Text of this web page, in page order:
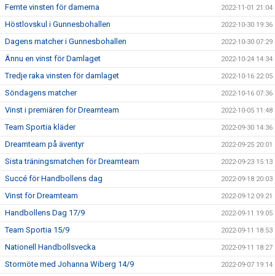
Femte vinsten för damerna 2022-11-01 21:04
Höstlovskul i Gunnesbohallen 2022-10-30 19:36
Dagens matcher i Gunnesbohallen 2022-10-30 07:29
Ännu en vinst för Damlaget 2022-10-24 14:34
Tredje raka vinsten för damlaget 2022-10-16 22:05
Söndagens matcher 2022-10-16 07:36
Vinst i premiären för Dreamteam 2022-10-05 11:48
Team Sportia kläder 2022-09-30 14:36
Dreamteam på äventyr 2022-09-25 20:01
Sista träningsmatchen för Dreamteam 2022-09-23 15:13
Succé för Handbollens dag 2022-09-18 20:03
Vinst för Dreamteam 2022-09-12 09:21
Handbollens Dag 17/9 2022-09-11 19:05
Team Sportia 15/9 2022-09-11 18:53
Nationell Handbollsvecka 2022-09-11 18:27
Stormöte med Johanna Wiberg 14/9 2022-09-07 19:14